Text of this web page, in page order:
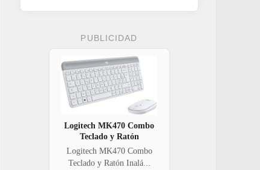
PUBLICIDAD
Logitech MK470 Combo
Teclado y Ratón
Logitech MK470 Combo
Teclado y Ratón Inalá...